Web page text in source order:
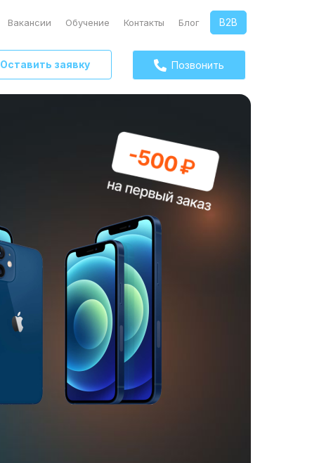
Вакансии Обучение Контакты Блог B2B
Оставить заявку Позвонить